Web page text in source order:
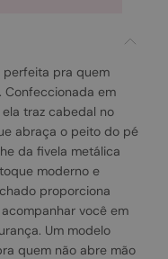
perfeita pra quem
Confeccionada em
traz cabedal no
abraça o peito do pé
da fivela metálica
moderno e
proporciona
você em
Um modelo
quem não abre mão